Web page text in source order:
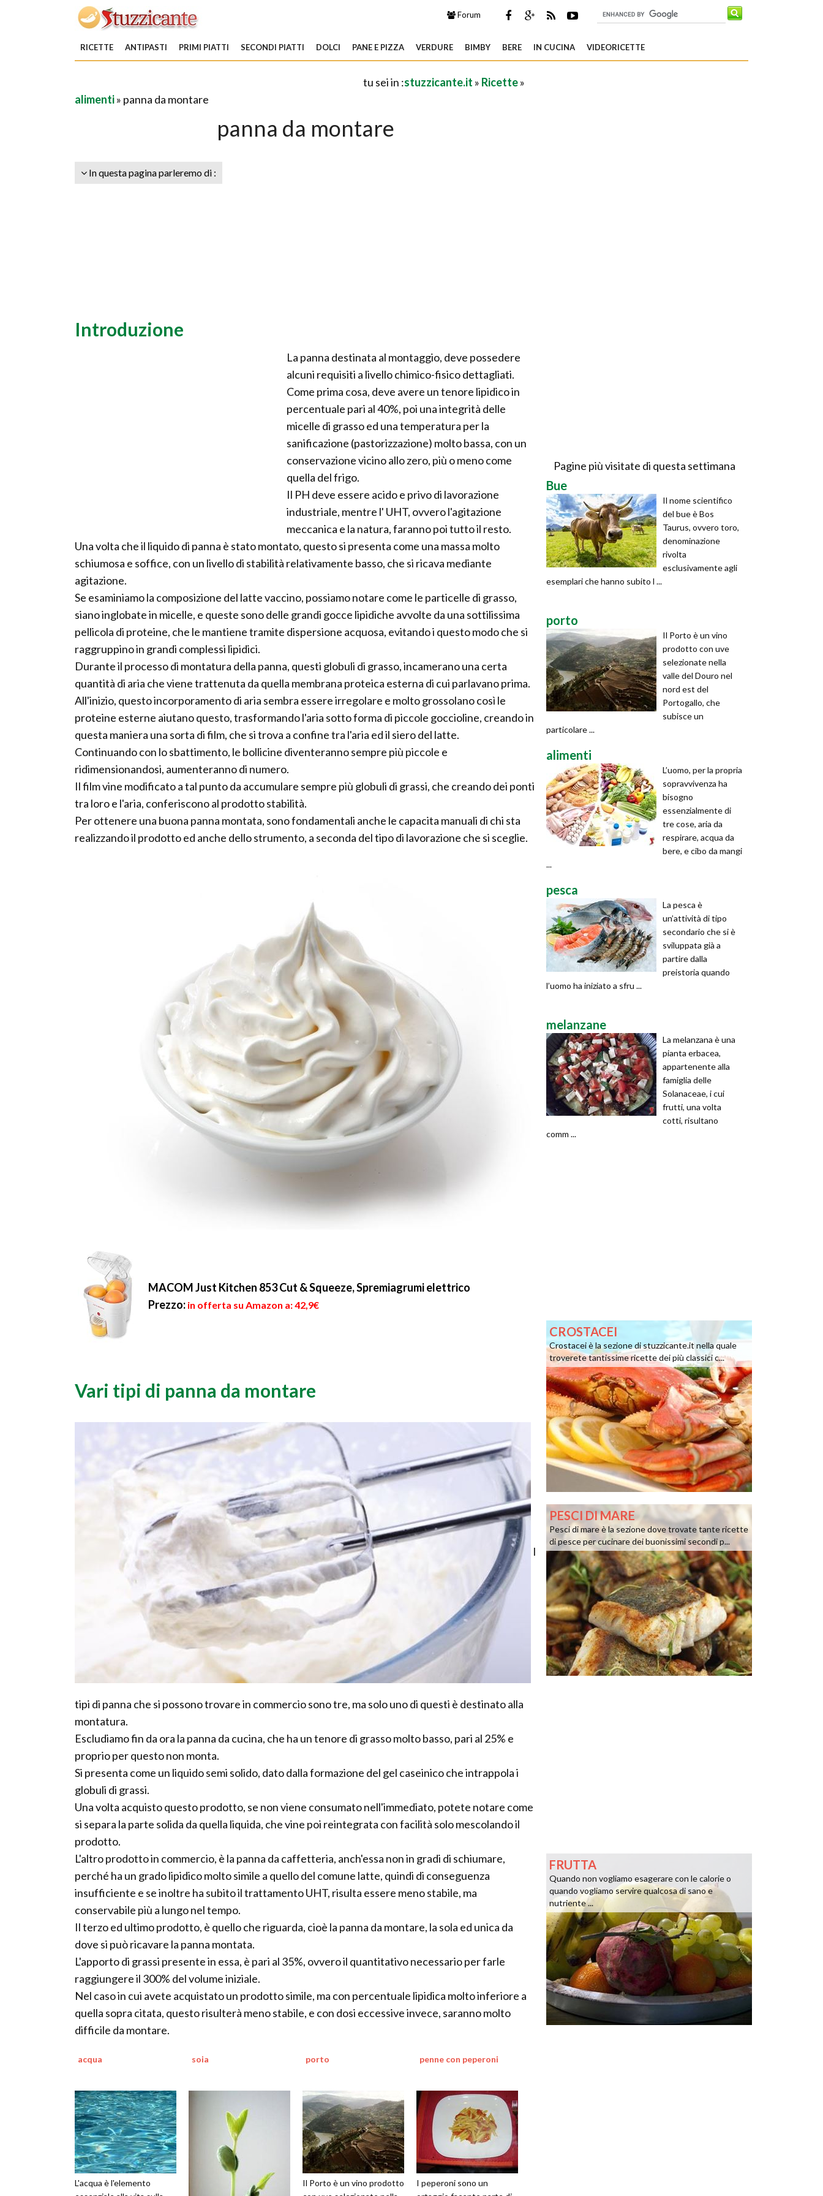
Forum
RICETTE ANTIPASTI PRIMI PIATTI SECONDI PIATTI DOLCI PANE E PIZZA VERDURE BIMBY BERE IN CUCINA VIDEORICETTE
tu sei in :stuzzicante.it » Ricette»
alimenti» panna da montare
panna da montare
In questa pagina parleremo di :
Introduzione
La panna destinata al montaggio, deve possedere
alcuni requisiti a livello chimico-fisico dettagliati.
Come prima cosa, deve avere un tenore lipidico in
percentuale pari al 40%, poi una integrità delle
micelle di grasso ed una temperatura per la
sanificazione (pastorizzazione) molto bassa, con un
conservazione vicino allo zero, più o meno come
quella del frigo.
Il PH deve essere acido e privo di lavorazione
industriale, mentre l' UHT, ovvero l'agitazione
meccanica e la natura, faranno poi tutto il resto.
Una volta che il liquido di panna è stato montato, questo si presenta come una massa molto
schiumosa e soffice, con un livello di stabilità relativamente basso, che si ricava mediante
agitazione.
Se esaminiamo la composizione del latte vaccino, possiamo notare come le particelle di grasso,
siano inglobate in micelle, e queste sono delle grandi gocce lipidiche avvolte da una sottilissima
pellicola di proteine, che le mantiene tramite dispersione acquosa, evitando i questo modo che si
raggruppino in grandi complessi lipidici.
Durante il processo di montatura della panna, questi globuli di grasso, incamerano una certa
quantità di aria che viene trattenuta da quella membrana proteica esterna di cui parlavano prima.
All'inizio, questo incorporamento di aria sembra essere irregolare e molto grossolano così le
proteine esterne aiutano questo, trasformando l'aria sotto forma di piccole goccioline, creando in
questa maniera una sorta di film, che si trova a confine tra l'aria ed il siero del latte.
Continuando con lo sbattimento, le bollicine diventeranno sempre più piccole e
ridimensionandosi, aumenteranno di numero.
Il film vine modificato a tal punto da accumulare sempre più globuli di grassi, che creando dei ponti
tra loro e l'aria, conferiscono al prodotto stabilità.
Per ottenere una buona panna montata, sono fondamentali anche le capacita manuali di chi sta
realizzando il prodotto ed anche dello strumento, a seconda del tipo di lavorazione che si sceglie.
MACOM Just Kitchen 853 Cut & Squeeze, Spremiagrumi elettrico
Prezzo: in offerta su Amazon a: 42,9€
Vari tipi di panna da montare
I
tipi di panna che si possono trovare in commercio sono tre, ma solo uno di questi è destinato alla
montatura.
Escludiamo fin da ora la panna da cucina, che ha un tenore di grasso molto basso, pari al 25% e
proprio per questo non monta.
Si presenta come un liquido semi solido, dato dalla formazione del gel caseinico che intrappola i
globuli di grassi.
Una volta acquisto questo prodotto, se non viene consumato nell'immediato, potete notare come
si separa la parte solida da quella liquida, che vine poi reintegrata con facilità solo mescolando il
prodotto.
L'altro prodotto in commercio, è la panna da caffetteria, anch'essa non in gradi di schiumare,
perché ha un grado lipidico molto simile a quello del comune latte, quindi di conseguenza
insufficiente e se inoltre ha subito il trattamento UHT, risulta essere meno stabile, ma
conservabile più a lungo nel tempo.
Il terzo ed ultimo prodotto, è quello che riguarda, cioè la panna da montare, la sola ed unica da
dove si può ricavare la panna montata.
L'apporto di grassi presente in essa, è pari al 35%, ovvero il quantitativo necessario per farle
raggiungere il 300% del volume iniziale.
Nel caso in cui avete acquistato un prodotto simile, ma con percentuale lipidica molto inferiore a
quella sopra citata, questo risulterà meno stabile, e con dosi eccessive invece, saranno molto
difficile da montare.
acqua
L'acqua è l'elemento
soia porto
Il Porto è un vino prodotto
penne con peperoni
I peperoni sono un
Pagine più visitate di questa settimana
Bue
Il nome scientifico
del bue è Bos
Taurus, ovvero toro,
denominazione
rivolta
esclusivamente agli
esemplari che hanno subito l ...
porto
Il Porto è un vino
prodotto con uve
selezionate nella
valle del Douro nel
nord est del
Portogallo, che
subisce un
particolare ...
alimenti
L’uomo, per la propria
sopravvivenza ha
bisogno
essenzialmente di
tre cose, aria da
respirare, acqua da
bere, e cibo da mangi
...
pesca
La pesca è
un’attività di tipo
secondario che si è
sviluppata già a
partire dalla
preistoria quando
l’uomo ha iniziato a sfru ...
melanzane
La melanzana è una
pianta erbacea,
appartenente alla
famiglia delle
Solanaceae, i cui
frutti, una volta
cotti, risultano
comm ...
CROSTACEI
Crostacei è la sezione di stuzzicante.it nella quale
troverete tantissime ricette dei più classici c...
PESCI DI MARE
Pesci di mare è la sezione dove trovate tante ricette
di pesce per cucinare dei buonissimi secondi p...
FRUTTA
Quando non vogliamo esagerare con le calorie o
quando vogliamo servire qualcosa di sano e
nutriente ...